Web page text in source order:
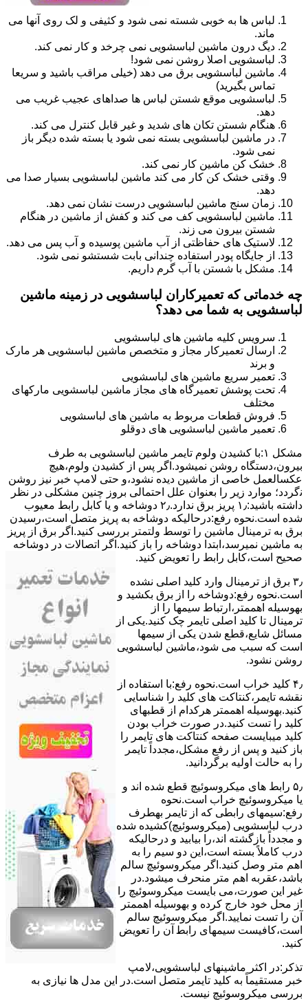
لباس ها به خوبی شسته نمی شود و کثیفی و لک روی آنها می
ماند.
دیگ درون ماشین لباسشویی نمی چرخد و کار نمی کند.
لباسشویی اصلا روشن نمی شود!
ماشین لباسشویی برق می دهد (خیلی مراقب باشید و سریعا
تماس بگیرید)
لباسشویی موقع شستن لباس ها صداهای عجیب غریب می
دهد.
هنگام شستن تکان های شدید و غیر قابل کنترل می کند.
در ماشین لباسشویی بسته نمی شود یا بسته شده دیگر باز
نمی شود.
خشک کن ماشین کار نمی کند.
وقتی خشک کن کار می کند ماشین لباسشویی بسیار صدا می
دهد.
زمان سنج ماشین لباسشویی درست نشان نمی دهد.
ماشین لباسشویی کف می کند و کفش از ماشین در هنگام
شستن بیرون می زند.
لاستیک های حفاظتی از آب ماشین پوسیده و آب پس می دهد.
از جایگاه پودر استفاده چندانی بابت شستشو نمی شود.
مشکل با شستن با آب گرم داریم.
چه خدماتی که تعمیرکاران لباسشویی در زمینه ماشین
لباسشویی به شما می دهد؟
سرویس کلیه ماشین های لباسشویی
ارسال تعمیرکار مجاز و متخصص ماشین لباسشویی هر مارک
و برند
تعمیر سریع ماشین های لباسشویی
تحت پوشش تعمیرگاه های مجاز ماشین لباسشویی مارکهای
مختلف
فروش قطعات مربوط به ماشین های لباسشویی
تعمیر ماشین لباسشویی های دوقلو
مشکل ۱:ﺑﺎ ﮐﺸﯿﺪن وﻟﻮم ﺗﺎﯾﻤﺮ ماشین لباسشویی به طرف
ﺑﯿﺮون،دستگاه روﺷﻦ نمیشود.اﮔﺮ ﭘﺲ از ﮐﺸﯿﺪن وﻟﻮم،ﻫﯿﭻ
عکسالعمل ﺧﺎﺻﯽ از ﻣﺎﺷﯿﻦ دﯾﺪه نشود،و حتی ﻻﻣﭗ ﺧﺒﺮ ﻧﯿﺰ روﺷﻦ
ﻧگردد؛ موارد زیر را بعنوان ﻋﻠﻞ احتمالی بروز چنین مشکلی در نظر
داشته باشید:۱٫ ﭘﺮﯾﺰ ﺑﺮق ﻧﺪارد.۲٫ دوﺷﺎﺧﻪ و ﯾﺎ ﮐﺎﺑﻞ راﺑﻂ ﻣﻌﯿﻮب
ﺷﺪه است.نحوه رفع:درحالیکه دوﺷﺎﺧﻪ ﺑﻪ ﭘﺮﯾﺰ ﻣﺘﺼﻞ اﺳﺖ،رﺳﯿﺪن
ﺑﺮق ﺑﻪ ﺗﺮﻣﯿﻨﺎل ﻣﺎﺷﯿﻦ را ﺗﻮﺳﻂ ولتمتر بررسی ﮐﻨﯿﺪ.اﮔﺮ ﺑﺮق از ﭘﺮﯾﺰ
ﺑﻪ ﻣﺎﺷﯿﻦ نمیرسد،اﺑﺘﺪا دوشاخه را باز کنید.اﮔﺮ اﺗﺼﺎﻻت در دوشاخه
ﺻﺤﯿﺢ اﺳﺖ،ﮐﺎﺑﻞ راﺑﻂ را ﺗﻌﻮﯾﺾ کنید.
۳٫ ﺑﺮق از ﺗﺮﻣﯿﻨﺎل وارد ﮐﻠﯿﺪ اﺻﻠﯽ ﻧﺸﺪه
است.نحوه رﻓﻊ:دوشاخه را از ﺑﺮق بکشید و
بهوسیله اهممتر،ارﺗﺒﺎط سیمها را از
ﺗﺮﻣﯿﻨﺎل ﺗﺎ ﮐﻠﯿﺪ اﺻﻠﯽ ﺗﺎﯾﻤﺮ چک کنید.یکی از
مسائل شایع،ﻗﻄﻊ شدن ﯾﮑﯽ از سیمها
است که سبب می شود،ﻣﺎﺷﯿﻦ لباسشویی
روﺷﻦ نشود.
۴٫ ﮐﻠﯿﺪ ﺧﺮاب اﺳﺖ.نحوه رفع:ﺑﺎ اﺳﺘﻔﺎده از
ﻧﻘﺸﻪ ﺗﺎﯾﻤﺮ،ﮐﻨﺘﺎﮐﺖ ﻫﺎی ﮐﻠﯿﺪ را ﺷﻨﺎﺳﺎﯾﯽ
کنید.بهوسیله اهممتر هرکدام از قطبهای
ﮐﻠﯿﺪ را ﺗﺴﺖ ﮐﻨﯿﺪ.در ﺻﻮرت ﺧﺮاب ﺑﻮدن
ﮐﻠﯿﺪ میبایست ﺻﻔﺤﻪ ﮐﻨﺘﺎﮐﺖ ﻫﺎی ﺗﺎﯾﻤﺮ را
باز کنید و ﭘﺲ از رﻓﻊ مشکل،مجدداً ﺗﺎﯾﻤﺮ
را به حالت اوﻟﯿﻪ برگردانید.
۵٫ رابط های ﻣﯿﮑﺮوﺳﻮﺋﯿﭻ ﻗﻄﻊ شده اند و
ﯾﺎ ﻣﯿﮑﺮوﺳﻮﺋﯿﭻ ﺧﺮاب اﺳﺖ.نحوه
رفع:سیمهای راﺑﻄﯽ ﮐﻪ از ﺗﺎﯾﻤﺮ بهطرف
درب لباسشویی (ﻣﯿﮑﺮوﺳﻮﺋﯿﭻ)کشیده شده
و مجدداً بازگشته اند،را ﺑﯿﺎﺑﯿﺪ و درحالیکه
درب کاملاً ﺑﺴﺘﻪ اﺳﺖ،اﯾﻦ دو ﺳﯿﻢ را ﺑﻪ
اﻫﻢ ﻣﺘﺮ وصل کنید.اﮔﺮ ﻣﯿﮑﺮوﺳﻮﺋﯿﭻ ﺳﺎﻟﻢ
ﺑﺎﺷﺪ،ﻋﻘﺮﺑﻪ اهم متر ﻣﻨﺤﺮف میشود.در
ﻏﯿﺮ اﯾﻦ ﺻﻮرت،می بایست ﻣﯿﮑﺮوﺳﻮﺋﯿﭻ را
از ﻣﺤﻞ خود ﺧﺎرج کرده و بهوسیله اهممتر
آن را ﺗﺴﺖ ﻧﻤﺎﯾﯿﺪ.اﮔﺮ ﻣﯿﮑﺮوﺳﻮﺋﯿﭻ ﺳﺎﻟﻢ
اﺳﺖ،ﮐﺎﻓﯿﺴﺖ سیمهای راﺑﻄ آن را ﺗﻌﻮﯾﺾ
کنید.
ﺗﺬﮐﺮ:در اﮐﺜﺮ ماشینهای لباسشویی،ﻻﻣﭗ
ﺧﺒﺮ مستقیماً ﺑﻪ ﮐﻠﯿﺪ ﺗﺎﯾﻤﺮ ﻣﺘﺼﻞ اﺳﺖ.در اﯾﻦ مدل ها ﻧﯿﺎزی ﺑﻪ
بررسی ﻣﯿﮑﺮوﺳﻮﺋﯿﭻ نیست.